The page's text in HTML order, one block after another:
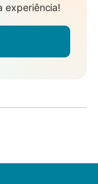
experiência!